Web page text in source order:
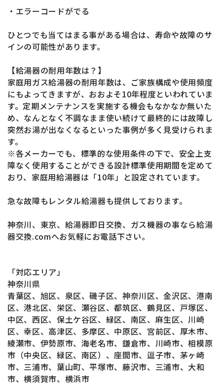
・エラーコードがでる
ひとつでも当てはまる事がある場合は、寿命や故障のサ
インの可能性があります。
【給湯器の耐用年数は？】
家庭用ガス給湯器の耐用年数は、ご家族構成や使用頻度
にもよってきますが、おおよそ10年程度といわれていま
す。定期メンテナンスを実施する機会もなかなか無いた
め、なんとなく不調なまま使い続けて最終的には故障し
突然お湯が出なくなるといった事例が多く見受けられま
す。
※各メーカーでも、標準的な使用条件の下で、安全上支
障なく使用することができる設計標準使用期間を定めて
おり、家庭用給湯器は「10年」と設定されています。
急な故障もレンタル給湯器も提供しております。
神奈川、東京、給湯器即日交換、ガス機器の事なら給湯
器交換.comへお気軽にお電話下さい。
「対応エリア」
神奈川県
青葉区、旭区、泉区、磯子区、神奈川区、金沢区、港南
区、港北区、栄区、瀬谷区、都筑区、鶴見区、戸塚区、
中区、西区、保土ケ谷区、緑区、南区、麻生区、川崎
区、幸区、高津区、多摩区、中原区、宮前区、厚木市、
綾瀬市、伊勢原市、海老名市、鎌倉市、川崎市、相模原
市（中央区、緑区、南区）、座間市、逗子市、茅ヶ崎
市、三浦市、葉山町、平塚市、藤沢市、三浦市、大和
市、横須賀市、横浜市